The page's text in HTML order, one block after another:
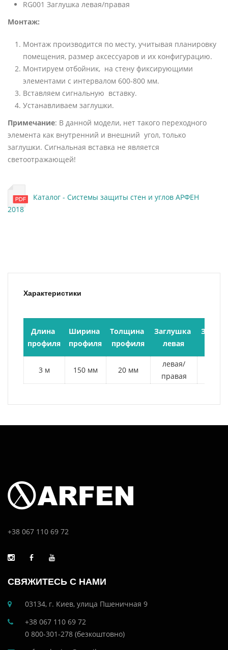
RG001 Заглушка левая/правая
Монтаж:
Монтаж производится по месту, учитывая планировку
помещения, размер аксессуаров и их конфигурацию.
Монтируем отбойник, на стену фиксирующими
элементами с интервалом 600-800 мм.
Вставляем сигнальную вставку.
Устанавливаем заглушки.
Примечание: В данной модели, нет такого переходного
элемента как внутренний и внешний угол, только
заглушки. Сигнальная вставка не является
светоотражающей!
Каталог - Системы защиты стен и углов АРФЕН
2018
Характеристики
Длина
профиля
Ширина
профиля
Толщина
профиля
Заглушка
левая
3 м 150 мм 20 мм
левая/
правая
+38 067 110 69 72
СВЯЖИТЕСЬ С НАМИ
03134, г. Киев, улица Пшеничная 9
+38 067 110 69 72
0 800-301-278 (безкоштовно)